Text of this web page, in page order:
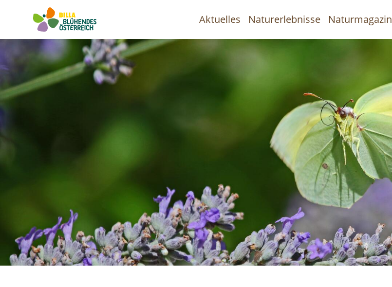
Hauptnavigation
Aktuelles Naturerlebnisse Naturmagazin